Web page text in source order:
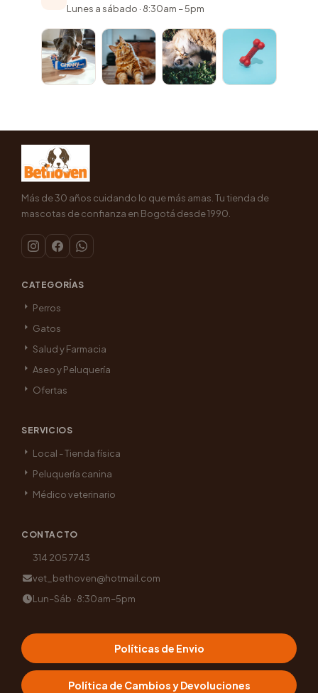
Lunes a sábado · 8:30am – 5pm
Más de 30 años cuidando lo que más amas. Tu tienda de
mascotas de confianza en Bogotá desde 1990.
CATEGORÍAS
Perros
Gatos
Salud y Farmacia
Aseo y Peluquería
Ofertas
SERVICIOS
Local - Tienda física
Peluquería canina
Médico veterinario
CONTACTO
314 205 7743
vet_bethoven@hotmail.com
Lun–Sáb · 8:30am–5pm
Políticas de Envio
Política de Cambios y Devoluciones